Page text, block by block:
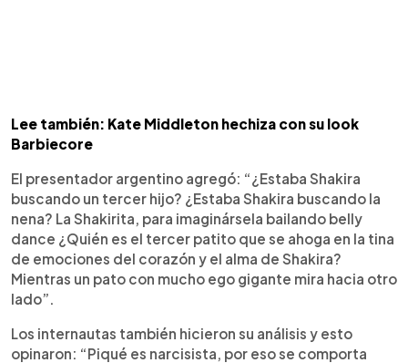
Lee también: Kate Middleton hechiza con su look
Barbiecore
El presentador argentino agregó: “¿Estaba Shakira
buscando un tercer hijo? ¿Estaba Shakira buscando la
nena? La Shakirita, para imaginársela bailando belly
dance ¿Quién es el tercer patito que se ahoga en la tina
de emociones del corazón y el alma de Shakira?
Mientras un pato con mucho ego gigante mira hacia otro
lado”.
Los internautas también hicieron su análisis y esto
opinaron: “Piqué es narcisista, por eso se comporta